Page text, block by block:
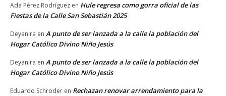
Ada Pérez Rodríguez en Hule regresa como gorra oficial de las
Fiestas de la Calle San Sebastián 2025
Deyanira en A punto de ser lanzada a la calle la población del
Hogar Católico Divino Niño Jesús
Deyanira en A punto de ser lanzada a la calle la población del
Hogar Católico Divino Niño Jesús
Eduardo Schroder en Rechazan renovar arrendamiento para la